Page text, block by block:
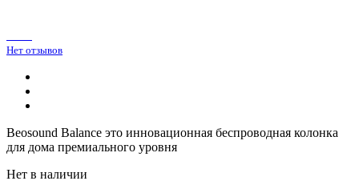
Нет отзывов
Beosound Balance это инновационная беспроводная колонка
для дома премиального уровня
Нет в наличии